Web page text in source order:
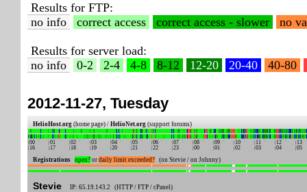
Results for FTP:
no info
correct access correct access - slower no
Results for server load:
no info
0-2 2-4 4-8 8-12 12-20 20-40 40-80
2012-11-27, Tuesday
HelioHost.org (home page) / HelioNet.org (support forums)
Registrations open? or daily limit exceeded? (on Stevie / on Johnny)
Stevie IP: 65.19.143.2 (HTTP / FTP / cPanel)
00 01 02 03 04 05 06 07 08 09 10 11 12
13
16
17 18 19 20 21 22 23 00 01 02 03 04 05